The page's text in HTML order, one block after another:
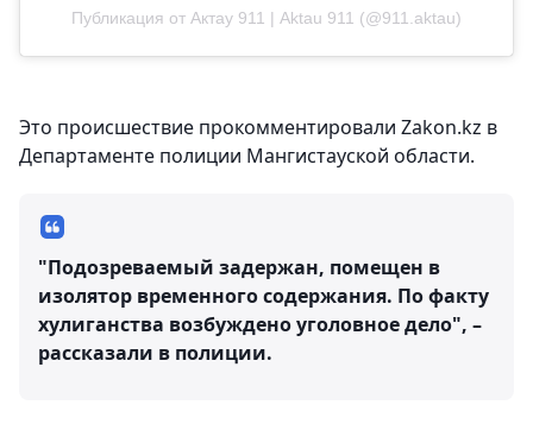
Публикация от Актау 911 | Aktau 911 (@911.aktau)
Это происшествие прокомментировали Zakon.kz в
Департаменте полиции Мангистауской области.
"Подозреваемый задержан, помещен в
изолятор временного содержания. По факту
хулиганства возбуждено уголовное дело", –
рассказали в полиции.